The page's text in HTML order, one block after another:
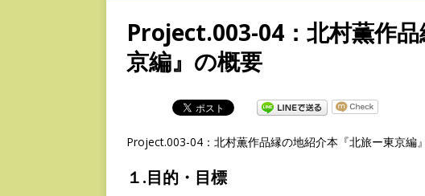
Project.003-04：北村薫作
京編』の概要
Project.003-04：北村薫作品縁の地紹介本『北旅ー東京編
１.目的・目標